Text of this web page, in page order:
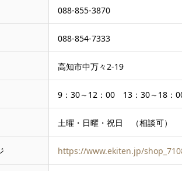
088-855-3870
088-854-7333
高知市中万々2-19
9：30～12：00 13：30～18：
土曜・日曜・祝日 （相談可）
https://www.ekiten.jp/